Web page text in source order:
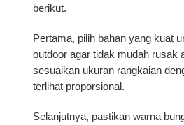
berikut.
Pertama, pilih bahan yang kuat
outdoor agar tidak mudah rusak
sesuaikan ukuran rangkaian
terlihat proporsional.
Selanjutnya, pastikan warna